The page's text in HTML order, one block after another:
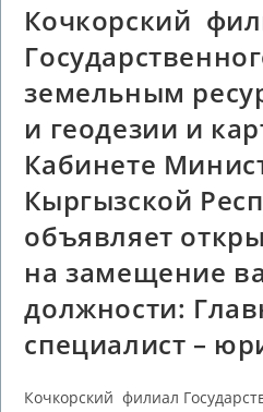
Кочкорский
земельным
и геодезии и
Кабинете
Кыргызской
объявляет
на замещение
должности:
специалист –
Кочкорский филиал